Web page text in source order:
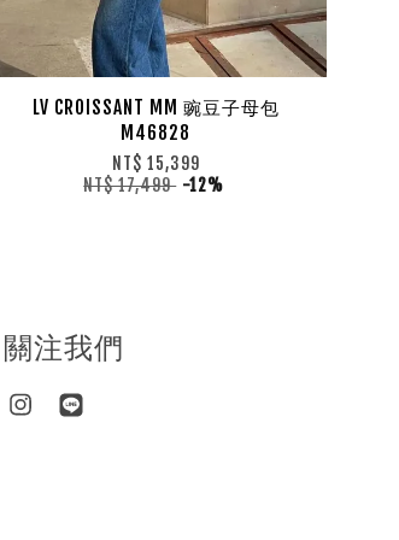
LV CROISSANT MM 豌豆子母包
M46828
NT$ 15,399
NT$ 17,499 -12%
關注我們
Instagram